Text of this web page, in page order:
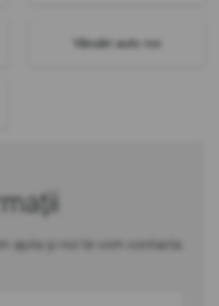
Vânzări auto noi
ajuta și noi te vom contacta